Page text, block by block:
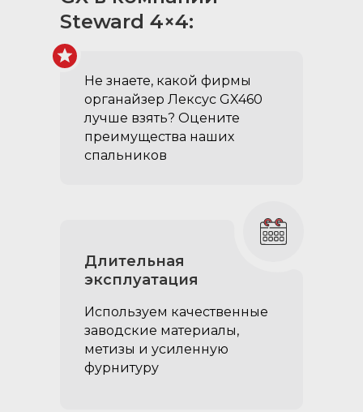
Спальные секции:
образуется ровный пол,
который можно
использовать как
спальное место
Steward 4×4:
Не знаете, какой фирмы
органайзер Лексус GX460
лучше взять? Оцените
преимущества наших
спальников
Длительная
эксплуатация
Используем качественные
заводские материалы,
метизы и усиленную
фурнитуру